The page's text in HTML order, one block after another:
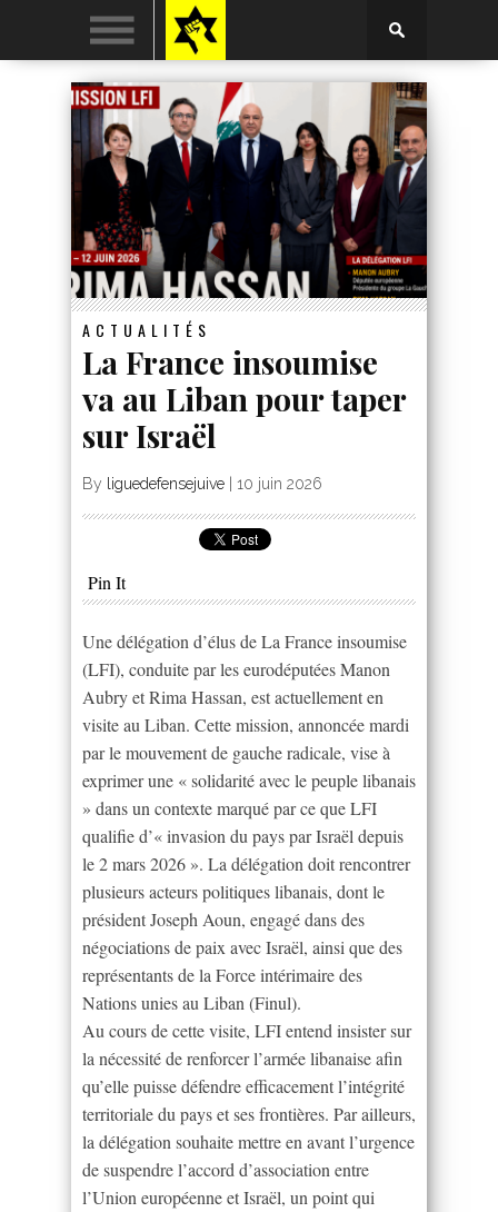
ACTUALITÉS
La France insoumise
va au Liban pour taper
sur Israël
By liguedefensejuive 10 juin 2026
Pin It
Une délégation d’élus de La France insoumise
(LFI), conduite par les eurodéputées Manon
Aubry et Rima Hassan, est actuellement en
visite au Liban. Cette mission, annoncée mardi
par le mouvement de gauche radicale, vise à
exprimer une « solidarité avec le peuple libanais
» dans un contexte marqué par ce que LFI
qualifie d’« invasion du pays par Israël depuis
le 2 mars 2026 ». La délégation doit rencontrer
plusieurs acteurs politiques libanais, dont le
président Joseph Aoun, engagé dans des
négociations de paix avec Israël, ainsi que des
représentants de la Force intérimaire des
Nations unies au Liban (Finul).
Au cours de cette visite, LFI entend insister sur
la nécessité de renforcer l’armée libanaise afin
qu’elle puisse défendre efficacement l’intégrité
territoriale du pays et ses frontières. Par ailleurs,
la délégation souhaite mettre en avant l’urgence
de suspendre l’accord d’association entre
l’Union européenne et Israël, un point qui